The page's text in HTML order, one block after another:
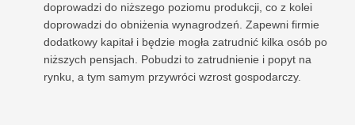
doprowadzi do niższego poziomu produkcji, co z kolei
doprowadzi do obniżenia wynagrodzeń. Zapewni firmie
dodatkowy kapitał i będzie mogła zatrudnić kilka osób po
niższych pensjach. Pobudzi to zatrudnienie i popyt na
rynku, a tym samym przywróci wzrost gospodarczy.